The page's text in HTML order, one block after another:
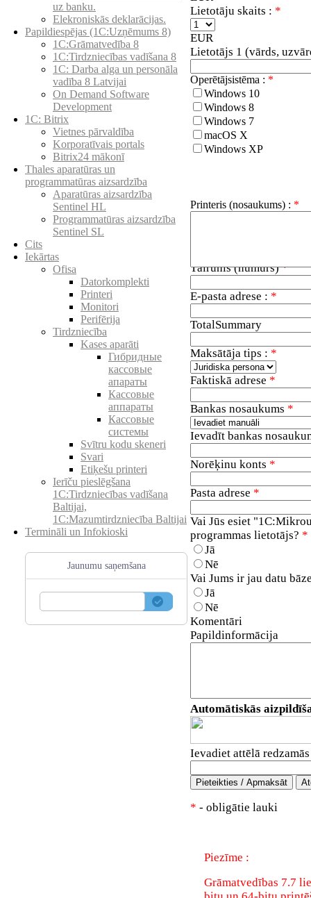
uz banku.
Elekroniskās deklarācijas.
Papildiespējas (1C:Uzņēmums 8)
1C:Grāmatvedība 8
1C:Tirdzniecības vadīšana 8
1С: Darba alga un personāla
vadība 8 Latvijai
On Demand Software
Development
1C: Bitrix
Vietnes pārvaldība
Korporatīvais portals
Bitrix24 mākonī
Thales aparatūras un
programmatūras aizsardzība
Aparatūras aizsardzība
Sentinel HL
Programmatūras aizsardzība
Sentinel SL
Cits
Iekārtas
Ofisa
Datorkomplekti
Printeri
Monitori
Perifērija
Tirdzniecība
Kases aparāti
Гибридные
кассовые
апараты
Кассовые
аппараты
Кассовые
системы
Svītru kodu skeneri
Svari
Etiķešu printeri
Ierīču pieslēgšana
1C:Tirdzniecības vadīšana
Baltijai,
1C:Mazumtirdzniecība Baltijai
Termināli un Infokioski
Jaunumu saņemšana
Lietotāju skaits : *
EUR
Lietotājs 1 (vārds,
Operētājsistēma : *
Windows 10
Windows 8
Windows 7
macOS X
Windows XP
Printeris (nosaukums) : *
Tālrunis (numurs)*
E-pasta adrese : *
TotalSummary
Maksātāja tips : *
Faktiskā adrese *
Bankas nosaukums *
Ievadīt bankas
Norēķinu konts *
Pasta adrese *
Vai Jūs esiet
programmas lietotājs? *
Jā
Nē
Vai Jums ir jau datu
Jā
Nē
Komentāri
Papildinformācija
Automātiskās
Ievadiet attēlā
* - obligātie lauki
Piezīme :
Grāmatvedības 7.7